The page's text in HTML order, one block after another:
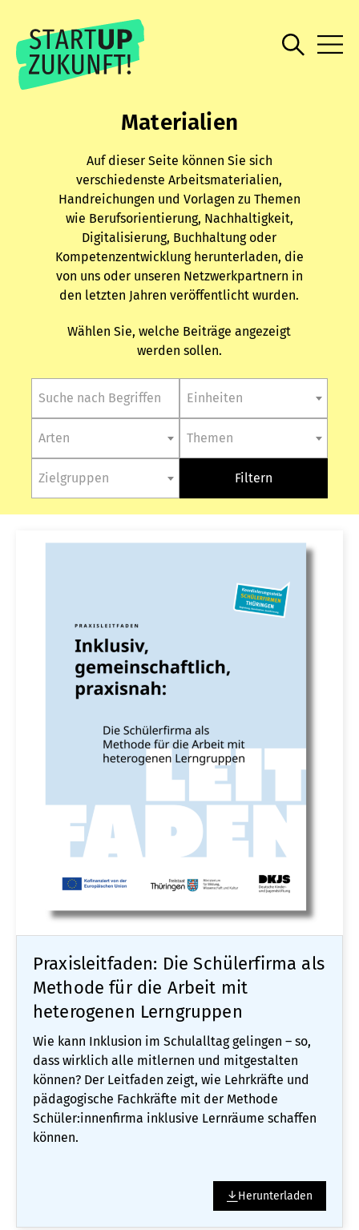
Materialien
Auf dieser Seite können Sie sich
verschiedenste Arbeitsmaterialien,
Handreichungen und Vorlagen zu Themen
wie Berufsorientierung, Nachhaltigkeit,
Digitalisierung, Buchhaltung oder
Kompetenzentwicklung herunterladen, die
von uns oder unseren Netzwerkpartnern in
den letzten Jahren veröffentlicht wurden.
Wählen Sie, welche Beiträge angezeigt
werden sollen.
Einheiten
Arten Themen
Zielgruppen Filtern
Praxisleitfaden: Die Schülerfirma als
Methode für die Arbeit mit
heterogenen Lerngruppen
Wie kann Inklusion im Schulalltag gelingen – so,
dass wirklich alle mitlernen und mitgestalten
können? Der Leitfaden zeigt, wie Lehrkräfte und
pädagogische Fachkräfte mit der Methode
Schüler:innenfirma inklusive Lernräume schaffen
können.
Herunterladen